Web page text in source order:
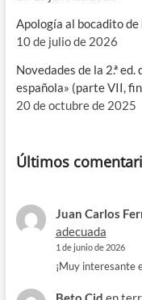
Apología al bocadito de
10 de julio de 2026
Novedades de la 2.ª
española» (parte VII,
20 de octubre de 2025
Últimos
Juan Carlos
adecuada
1 de junio de 2026
¡Muy interesante